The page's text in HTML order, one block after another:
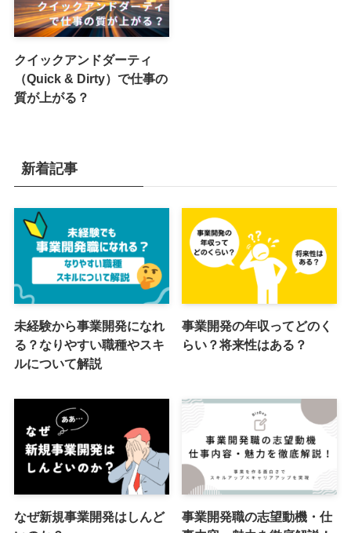
クイックアンドダーティ
（Quick & Dirty）で仕事の
質が上がる？
新着記事
未経験から事業開発になれ
る？なりやすい職種やスキ
ルについて解説
事業開発の年収ってどのく
らい？将来性はある？
なぜ新規事業開発はしんど
事業開発職の志望動機・仕